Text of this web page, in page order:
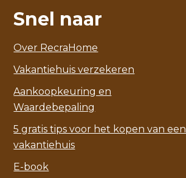
Snel naar
Over RecraHome
Vakantiehuis verzekeren
Aankoopkeuring en
Waardebepaling
5 gratis tips voor het kopen van een
vakantiehuis
E-book